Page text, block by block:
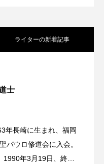
ライターの新着記事
士
年長崎に生まれ、福岡
パウロ修道会に入会。
年3月19日、終生
年間第17主日（マタ